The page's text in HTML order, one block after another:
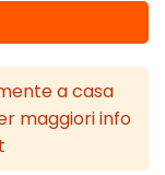
a casa
maggiori info